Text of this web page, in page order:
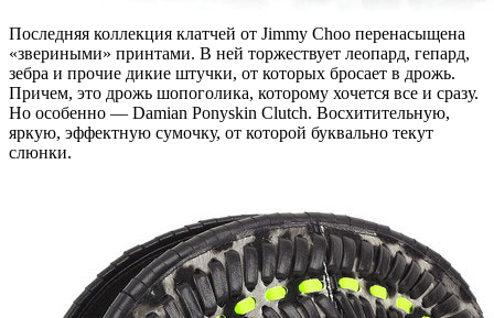
Последняя коллекция клатчей от Jimmy Choo перенасыщена
«звериными» принтами. В ней торжествует леопард, гепард,
зебра и прочие дикие штучки, от которых бросает в дрожь.
Причем, это дрожь шопоголика, которому хочется все и сразу.
Но особенно — Damian Ponyskin Clutch. Восхитительную,
яркую, эффектную сумочку, от которой буквально текут
слюнки.